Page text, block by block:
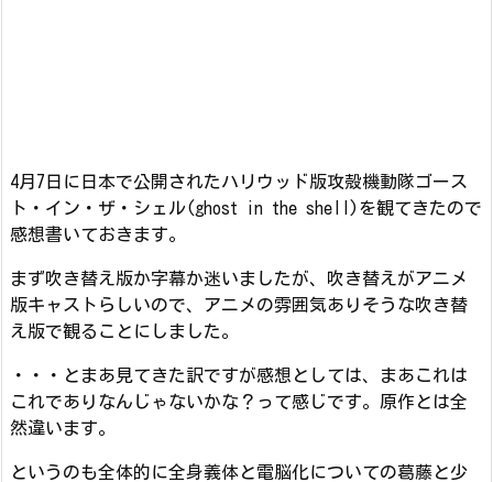
4月7日に日本で公開されたハリウッド版攻殻機動隊ゴース
ト・イン・ザ・シェル(ghost in the shell)を観てきたので
感想書いておきます。
まず吹き替え版か字幕か迷いましたが、吹き替えがアニメ
版キャストらしいので、アニメの雰囲気ありそうな吹き替
え版で観ることにしました。
・・・とまあ見てきた訳ですが感想としては、まあこれは
これでありなんじゃないかな？って感じです。原作とは全
然違います。
というのも全体的に全身義体と電脳化についての葛藤と少